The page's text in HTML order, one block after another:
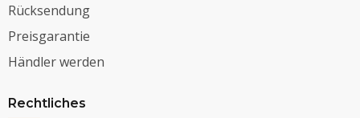
Rücksendung
Preisgarantie
Händler werden
Rechtliches